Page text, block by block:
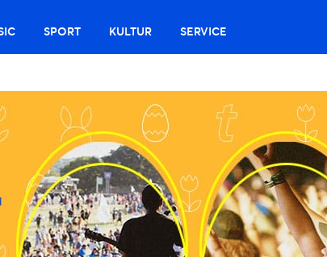
SPORT KULTUR SERVICE